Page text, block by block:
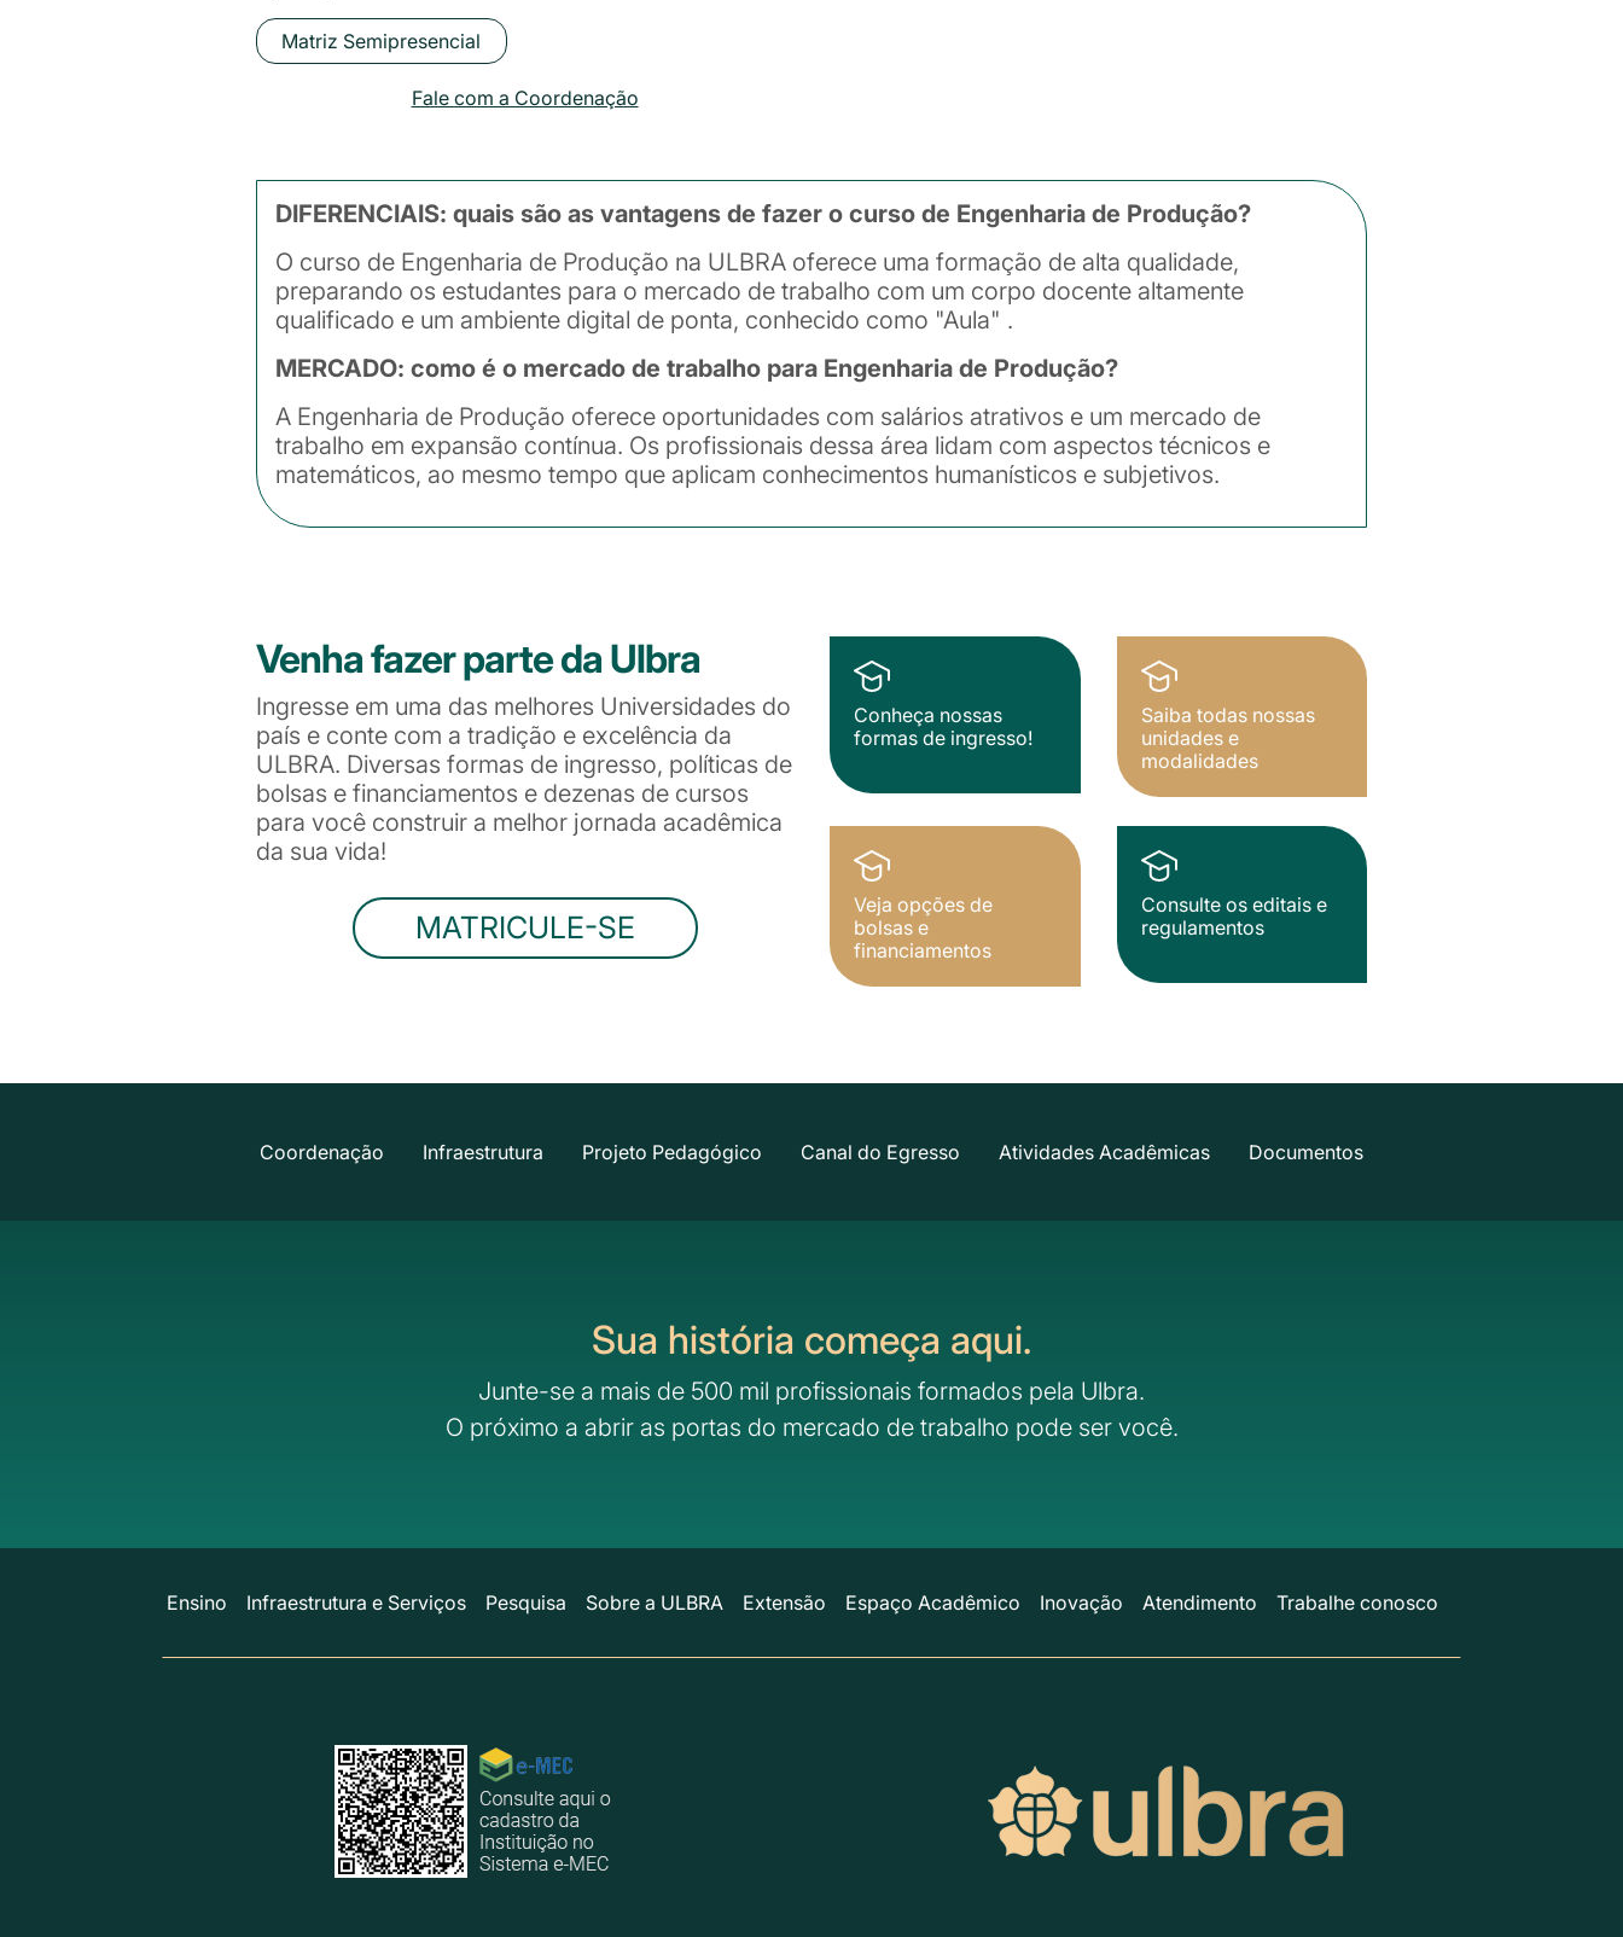
Matriz Semipresencial
Fale com a Coordenação
DIFERENCIAIS: quais são as vantagens de fazer o curso de Engenharia de Produção?
O curso de Engenharia de Produção na ULBRA oferece uma formação de alta qualidade,
preparando os estudantes para o mercado de trabalho com um corpo docente altamente
qualificado e um ambiente digital de ponta, conhecido como "Aula" .
MERCADO: como é o mercado de trabalho para Engenharia de Produção?
A Engenharia de Produção oferece oportunidades com salários atrativos e um mercado de
trabalho em expansão contínua. Os profissionais dessa área lidam com aspectos técnicos e
matemáticos, ao mesmo tempo que aplicam conhecimentos humanísticos e subjetivos.
Venha fazer parte da Ulbra
Ingresse em uma das melhores Universidades do
país e conte com a tradição e excelência da
ULBRA. Diversas formas de ingresso, políticas de
bolsas e financiamentos e dezenas de cursos
para você construir a melhor jornada acadêmica
da sua vida!
MATRICULE-SE
Conheça nossas
formas de ingresso!
Saiba todas nossas
unidades e
modalidades
Veja opções de
bolsas e
financiamentos
Consulte os editais e
regulamentos
Coordenação Infraestrutura Projeto Pedagógico Canal do Egresso Atividades Acadêmicas Documentos
Sua história começa aqui.
Junte-se a mais de 500 mil profissionais formados pela Ulbra.
O próximo a abrir as portas do mercado de trabalho pode ser você.
Ensino Infraestrutura e Serviços Pesquisa Sobre a ULBRA Extensão Espaço Acadêmico Inovação Atendimento Trabalhe conosco